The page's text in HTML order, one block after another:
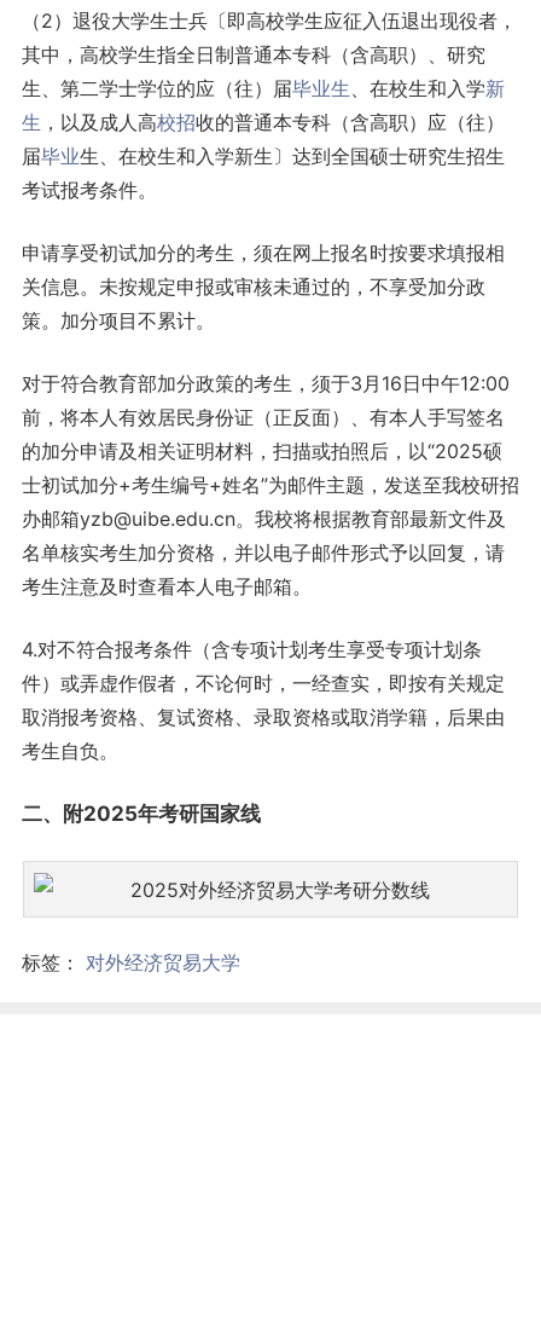
（2）退役大学生士兵〔即高校学生应征入伍退出现役者，
其中，高校学生指全日制普通本专科（含高职）、研究
生、第二学士学位的应（往）届毕业生、在校生和入学新
生 ，以及成人高校招收的普通本专科（含高职）应（往）
届毕业生、在校生和入学新生〕达到全国硕士研究生招生
考试报考条件。
申请享受初试加分的考生，须在网上报名时按要求填报相
关信息。未按规定申报或审核未通过的，不享受加分政
策。加分项目不累计。
对于符合教育部加分政策的考生，须于3月16日中午12:00
前，将本人有效居民身份证（正反面）、有本人手写签名
的加分申请及相关证明材料，扫描或拍照后，以“2025硕
士初试加分+考生编号+姓名”为邮件主题，发送至我校研招
办邮箱yzb@uibe.edu.cn。我校将根据教育部最新文件及
名单核实考生加分资格，并以电子邮件形式予以回复，请
考生注意及时查看本人电子邮箱。
4.对不符合报考条件（含专项计划考生享受专项计划条
件）或弄虚作假者，不论何时，一经查实，即按有关规定
取消报考资格、复试资格、录取资格或取消学籍，后果由
考生自负。
二、附2025年考研国家线
标签： 对外经济贸易大学